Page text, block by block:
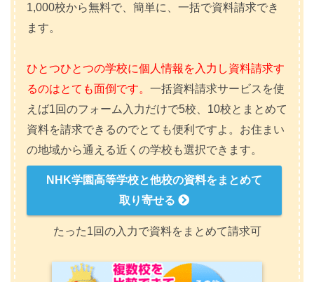
1,000校から無料で、簡単に、一括で資料請求でき
ます。
ひとつひとつの学校に個人情報を入力し資料請求す
るのはとても面倒です。 一括資料請求サービスを使
えば1回のフォーム入力だけで5校、10校とまとめて
資料を請求できるのでとても便利ですよ。お住まい
の地域から通える近くの学校も選択できます。
NHK学園高等学校と他校の資料をまとめて
取り寄せる
たった1回の入力で資料をまとめて請求可